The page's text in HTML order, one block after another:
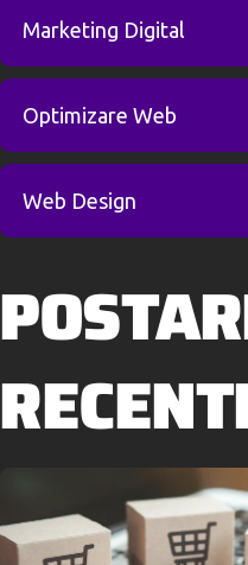
Marketing Digital
Optimizare Web
Web Design